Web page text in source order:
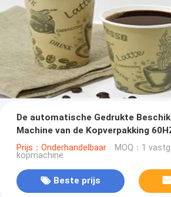
De automatische Gedrukte
Machine van de Kopverpakking
Prijs：Onderhandelbaar MOQ：1
kopmachine
Beste prijs